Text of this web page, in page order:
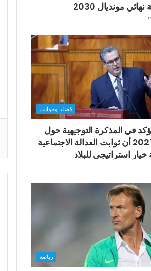
مونديال 2030
قضايا وحوادث
في المذكرة التوجيهية حول
ميزانية 2027 أن ثوابت العدالة الاجتماعية
خيار استراتيجي للبلاد
رياضة